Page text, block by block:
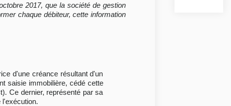
2017, que la société de gestion
chaque débiteur, cette information
d'une créance résultant d'un
saisie immobilière, cédé cette
Ce dernier, représenté par sa
l'exécution.